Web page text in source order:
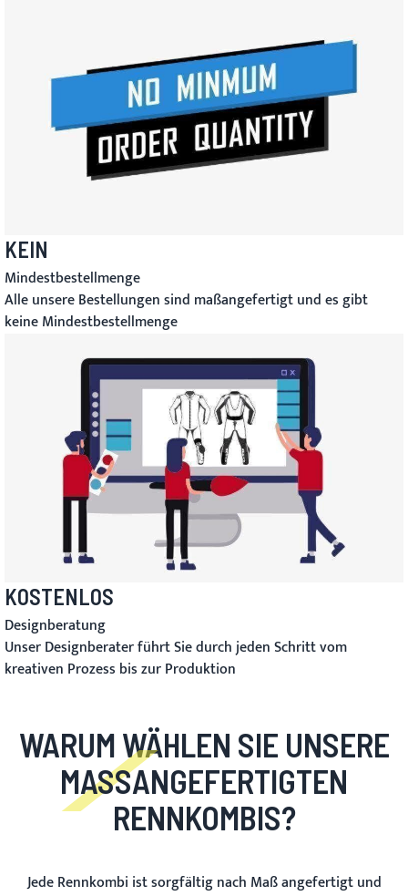
KEIN
Mindestbestellmenge
Alle unsere Bestellungen sind maßangefertigt und es gibt
keine Mindestbestellmenge
KOSTENLOS
Designberatung
Unser Designberater führt Sie durch jeden Schritt vom
kreativen Prozess bis zur Produktion
WARUM WÄHLEN SIE UNSERE
MASSANGEFERTIGTEN R
ENNKOMBIS?
Jede Rennkombi ist sorgfältig nach Maß angefertigt und